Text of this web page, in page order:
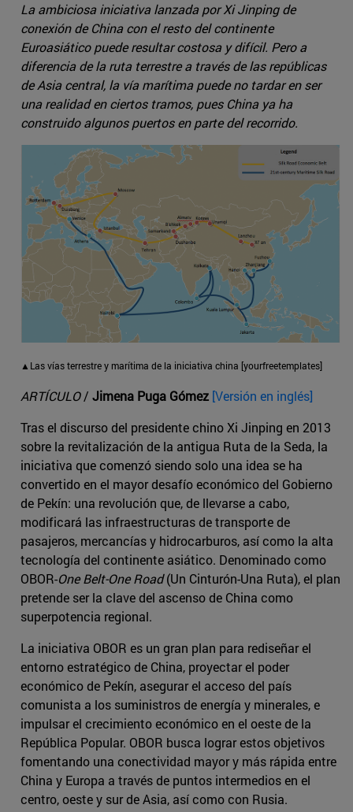
La ambiciosa iniciativa lanzada por Xi Jinping de
conexión de China con el resto del continente
Euroasiático puede resultar costosa y difícil. Pero a
diferencia de la ruta terrestre a través de las repúblicas
de Asia central, la vía marítima puede no tardar en ser
una realidad en ciertos tramos, pues China ya ha
construido algunos puertos en parte del recorrido.
▲Las vías terrestre y marítima de la iniciativa china [yourfreetemplates]
ARTÍCULO/ Jimena Puga Gómez [Versión en inglés]
Tras el discurso del presidente chino Xi Jinping en 2013
sobre la revitalización de la antigua Ruta de la Seda, la
iniciativa que comenzó siendo solo una idea se ha
convertido en el mayor desafío económico del Gobierno
de Pekín: una revolución que, de llevarse a cabo,
modificará las infraestructuras de transporte de
pasajeros, mercancías y hidrocarburos, así como la alta
tecnología del continente asiático. Denominado como
OBOR-One Belt-One Road(Un Cinturón-Una Ruta), el plan
pretende ser la clave del ascenso de China como
superpotencia regional.
La iniciativa OBOR es un gran plan para rediseñar el
entorno estratégico de China, proyectar el poder
económico de Pekín, asegurar el acceso del país
comunista a los suministros de energía y minerales, e
impulsar el crecimiento económico en el oeste de la
República Popular. OBOR busca lograr estos objetivos
fomentando una conectividad mayor y más rápida entre
China y Europa a través de puntos intermedios en el
centro, oeste y sur de Asia, así como con Rusia.